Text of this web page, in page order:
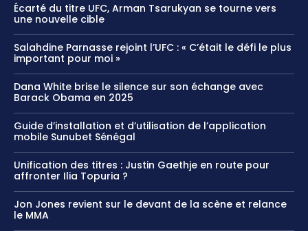
Écarté du titre UFC, Arman Tsarukyan se tourne vers
une nouvelle cible
Salahdine Parnasse rejoint l’UFC : « C’était le défi le plus
important pour moi »
Dana White brise le silence sur son échange avec
Barack Obama en 2025
Guide d’installation et d’utilisation de l’application
mobile Sunubet Sénégal
Unification des titres : Justin Gaethje en route pour
affronter Ilia Topuria ?
Jon Jones revient sur le devant de la scène et relance
le MMA